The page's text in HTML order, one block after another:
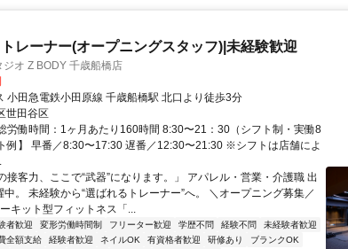
レーナー(オープニングスタッフ)|未経験歓迎
オ Z BODY 千歳船橋店
小田急電鉄小田原線 千歳船橋駅 北口より徒歩3分
世田谷区
労働時間：1ヶ月あたり160時間 8:30〜21：30（シフト制・実働8
例】 早番／8:30〜17:30 遅番／12:30〜21:30 ※シフトは店舗によ
接客力、ここで“武器”になります。」 アパレル・営業・介護職 出
。 未経験から“選ばれるトレーナー”へ。 ＼オープニング募集／
キット型フィットネス「...
者歓迎 変形労働時間制 フリーター歓迎 学歴不問 経験不問
未経験者歓迎
全額支給 経験者歓迎 ネイルOK 有資格者歓迎 研修あり
ブランクOK